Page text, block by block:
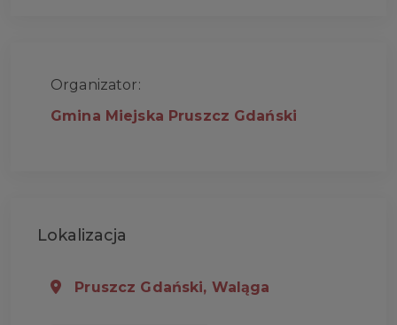
Organizator:
Gmina Miejska Pruszcz Gdański
Lokalizacja
Pruszcz Gdański, Waląga